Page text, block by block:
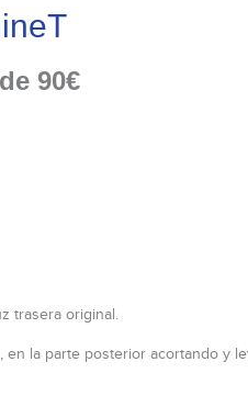
90€
trasera original.
la parte posterior acortando y